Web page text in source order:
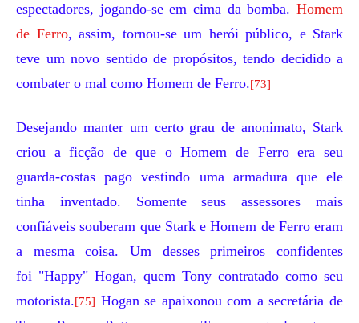
espectadores, jogando-se em cima da bomba. Homem
de Ferro, assim, tornou-se um herói público, e Stark
teve um novo sentido de propósitos, tendo decidido a
combater o mal como Homem de Ferro.[73]
Desejando manter um certo grau de anonimato, Stark
criou a ficção de que o Homem de Ferro era seu
guarda-costas pago vestindo uma armadura que ele
tinha inventado. Somente seus assessores mais
confiáveis souberam que Stark e Homem de Ferro eram
a mesma coisa. Um desses primeiros confidentes
foi "Happy" Hogan, quem Tony contratado como seu
motorista.[75] Hogan se apaixonou com a secretária de